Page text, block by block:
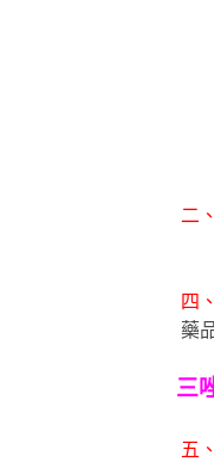
二、
四、
藥
三
五、